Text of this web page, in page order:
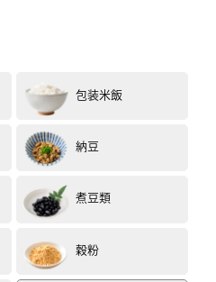
包装米飯
納豆
煮豆類
穀粉